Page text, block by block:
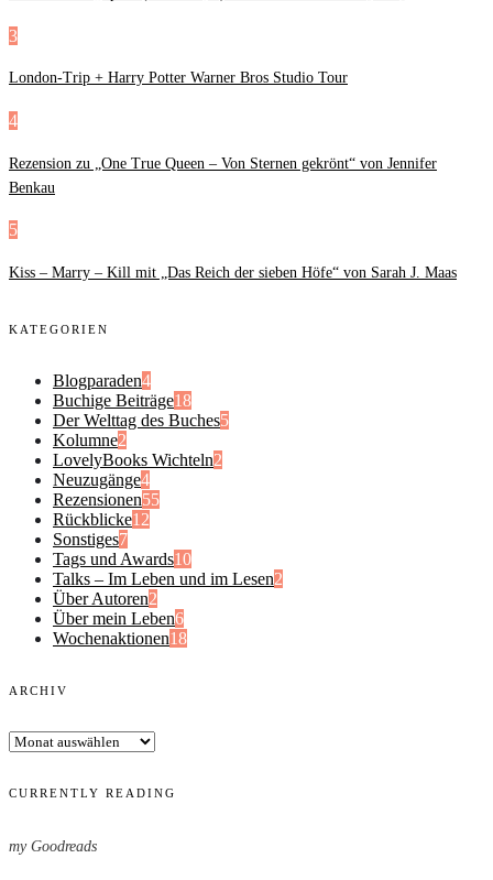
3
London-Trip + Harry Potter Warner Bros Studio Tour
4
Rezension zu „One True Queen – Von Sternen gekrönt“ von Jennifer
Benkau
5
Kiss – Marry – Kill mit „Das Reich der sieben Höfe“ von Sarah J. Maas
KATEGORIEN
Blogparaden4
Buchige Beiträge18
Der Welttag des Buches5
Kolumne2
LovelyBooks Wichteln2
Neuzugänge4
Rezensionen55
Rückblicke12
Sonstiges7
Tags und Awards10
Talks – Im Leben und im Lesen2
Über Autoren2
Über mein Leben6
Wochenaktionen18
ARCHIV
Archiv
CURRENTLY READING
my Goodreads